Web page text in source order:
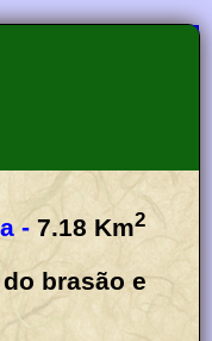
Área - 7.18 Km2